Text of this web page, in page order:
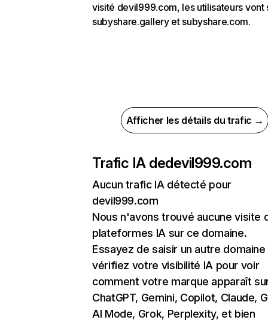
visité devil999.com, les utilisateurs vont
subyshare.gallery et subyshare.com.
Afficher les détails du trafic →
Trafic IA dedevil999.com
Aucun trafic IA détecté pour
devil999.com
Nous n'avons trouvé aucune visite
plateformes IA sur ce domaine.
Essayez de saisir un autre domaine
vérifiez votre visibilité IA pour voir
comment votre marque apparaît
ChatGPT, Gemini, Copilot, Claude,
AI Mode, Grok, Perplexity, et bien